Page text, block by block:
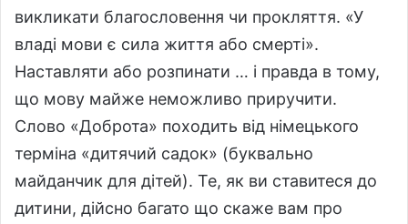
викликати благословення чи прокляття. «У
владі мови є сила життя або смерті».
Наставляти або розпинати … і правда в тому,
що мову майже неможливо приручити.
Слово «Доброта» походить від німецького
терміна «дитячий садок» (буквально
майданчик для дітей). Те, як ви ставитеся до
дитини, дійсно багато що скаже вам про